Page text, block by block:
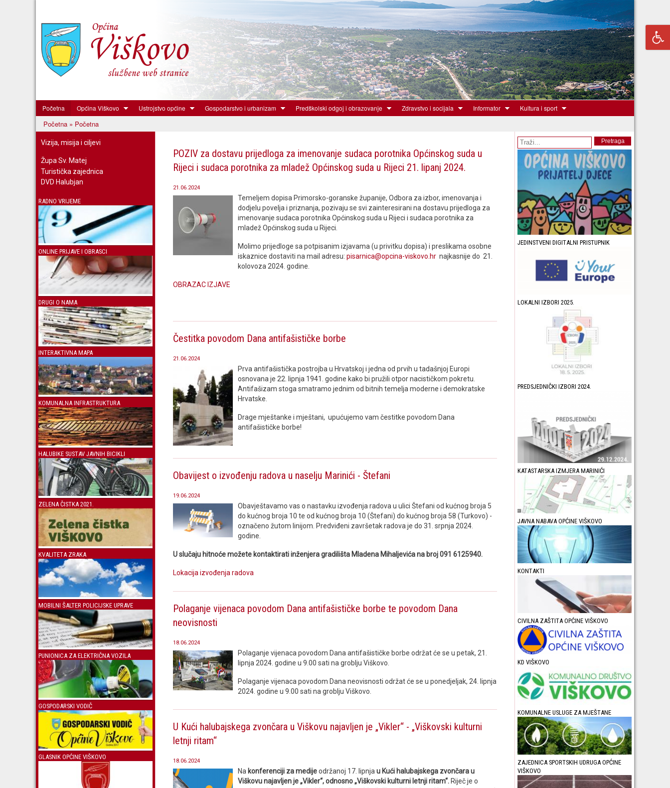
Skoči
glavni
sadržaj
Općina
Viškovo
Početna Općina Viškovo Ustrojstvo općine Gospodarstvo i urbanizam Predškolski odgoj i obrazovanje Zdravstvo i socijala Informator Kultura i sport
Vi ste ovdje
Početna » Početna
Vizija, misija i ciljevi
Župa Sv. Matej
Turistička zajednica
DVD Halubjan
RADNO VRIJEME
ONLINE PRIJAVE I OBRASCI
DRUGI O NAMA
INTERAKTIVNA MAPA
KOMUNALNA INFRASTRUKTURA
HALUBIKE SUSTAV JAVNIH BICIKLI
ZELENA ČISTKA 2021.
KVALITETA ZRAKA
MOBILNI ŠALTER POLICIJSKE UPRAVE
PUNIONICA ZA ELEKTRIČNA VOZILA
GOSPODARSKI VODIČ
GLASNIK OPĆINE VIŠKOVO
POZIV za dostavu prijedloga za imenovanje sudaca porotnika Općinskog suda u
Rijeci i sudaca porotnika za mladež Općinskog suda u Rijeci 21. lipanj 2024.
21.06.2024
Temeljem dopisa Primorsko-goranske županije, Odbora za izbor, imenovanja i
dodjelu povelja i priznanja, pozivaju se svi zainteresirani na dostavu prijedloga za
imenovanje sudaca porotnika Općinskog suda u Rijeci i sudaca porotnika za
mladež Općinskog suda u Rijeci.
Molimo prijedloge sa potpisanim izjavama (u privitku dopisa) i preslikama osobne
iskaznice dostaviti na mail adresu: pisarnica@opcina-viskovo.hr najkasnije do 21.
kolovoza 2024. godine.
OBRAZAC IZJAVE
Čestitka povodom Dana antifašističke borbe
21.06.2024
Prva antifašistička postrojba u Hrvatskoj i jedna od prvih u tadašnjoj Europi
osnovana je 22. lipnja 1941. godine kako bi pružili otpor nacističkom pokretu.
Antifašizam stoga smatramo jednim od bitnih temelja moderne i demokratske
Hrvatske.
Drage mještanke i mještani, upućujemo vam čestitke povodom Dana
antifašističke borbe!
Obavijest o izvođenju radova u naselju Marinići - Štefani
19.06.2024
Obavještavamo vas o nastavku izvođenja radova u ulici Štefani od kućnog broja 5
do kućnog broja 10 te od kućnog broja 10 (Štefani) do kućnog broja 58 (Turkovo) -
označeno žutom linijom. Predviđeni završetak radova je do 31. srpnja 2024.
godine.
U slučaju hitnoće možete kontaktirati inženjera gradilišta Mladena Mihaljevića na broj 091 6125940.
Lokacija izvođenja radova
Polaganje vijenaca povodom Dana antifašističke borbe te povodom Dana
neovisnosti
18.06.2024
Polaganje vijenaca povodom Dana antifašističke borbe održat će se u petak, 21.
lipnja 2024. godine u 9.00 sati na groblju Viškovo.
Polaganje vijenaca povodom Dana neovisnosti održat će se u ponedjeljak, 24. lipnja
2024. godine u 9.00 sati na groblju Viškovo.
U Kući halubajskega zvončara u Viškovu najavljen je „Vikler“ - „Viškovski kulturni
letnji ritam“
18.06.2024
Na konferenciji za medijeodržanoj 17. lipnjau Kući halubajskega zvončara u
Viškovu najavljen je „Vikler“, odnosno „Viškovski kulturni letnji ritam“. Riječ je o
Obrazac pretrage Pretraga
JEDINSTVENI DIGITALNI PRISTUPNIK
LOKALNI IZBORI 2025.
PREDSJEDNIČKI IZBORI 2024.
KATASTARSKA IZMJERA MARINIĆI
JAVNA NABAVA OPĆINE VIŠKOVO
KONTAKTI
CIVILNA ZAŠTITA OPĆINE VIŠKOVO
KD VIŠKOVO
KOMUNALNE USLUGE ZA MJEŠTANE
ZAJEDNICA SPORTSKIH UDRUGA OPĆINE
VIŠKOVO